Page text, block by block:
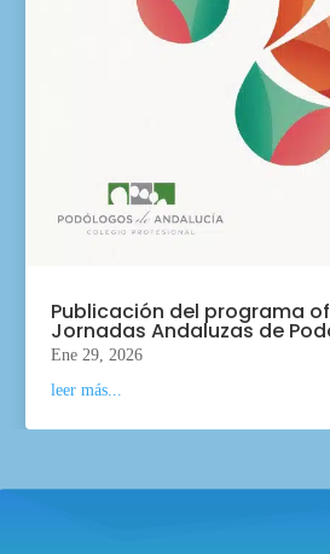
Publicación del programa
Jornadas Andaluzas de
Ene 29, 2026
leer más...